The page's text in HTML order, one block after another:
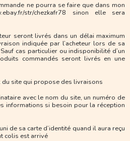
ne pourra se faire que dans mon
str/chezkafr78 sinon elle sera
seront livrés dans un délai maximum
indiquée par l’acheteur lors de sa
cas particulier ou indisponibilité d’un
commandés seront livrés en une
site qui propose des livraisons
avec le nom du site, un numéro de
informations si besoin pour la réception
de sa carte d’identité quand il aura reçu
colis est arrivé